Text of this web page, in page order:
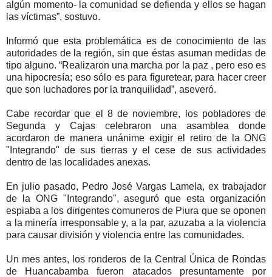
algún momento- la comunidad se defienda y ellos se hagan
las víctimas”, sostuvo.
Informó que esta problemática es de conocimiento de las
autoridades de la región, sin que éstas asuman medidas de
tipo alguno. “Realizaron una marcha por la paz , pero eso es
una hipocresía; eso sólo es para figuretear, para hacer creer
que son luchadores por la tranquilidad”, aseveró.
Cabe recordar que el 8 de noviembre, los pobladores de
Segunda y Cajas celebraron una asamblea donde
acordaron de manera unánime exigir el retiro de la ONG
"Integrando" de sus tierras y el cese de sus actividades
dentro de las localidades anexas.
En julio pasado, Pedro José Vargas Lamela, ex trabajador
de la ONG "Integrando", aseguró que esta organización
espiaba a los dirigentes comuneros de Piura que se oponen
a la minería irresponsable y, a la par, azuzaba a la violencia
para causar división y violencia entre las comunidades.
Un mes antes, los ronderos de la Central Única de Rondas
de Huancabamba fueron atacados presuntamente por